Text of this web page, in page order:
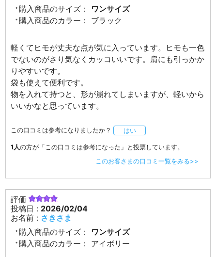
購入商品のサイズ：
ワンサイズ
購入商品のカラー：
ブラック
軽くてヒモが丈夫な点が気に入っています。ヒモも一色
でないのがさり気なくカッコいいです。肩にも引っかか
りやすいです。
袋も使えて便利です。
物を入れて持つと、形が崩れてしまいますが、軽いから
いいかなと思っています。
この口コミは参考になりましたか？ はい
1人の方が「この口コミは参考になった」と投票しています。
このお客さまの口コミ一覧をみる>>
評価
投稿日 : 2026/02/04
お名前 : さきさま
購入商品のサイズ：
ワンサイズ
購入商品のカラー：
アイボリー